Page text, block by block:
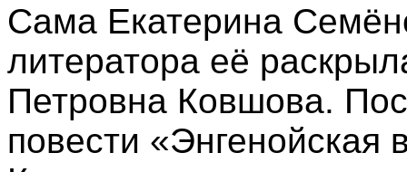
Сама Екатерина
литератора её
Петровна Ковшова.
повести «Энгенойская